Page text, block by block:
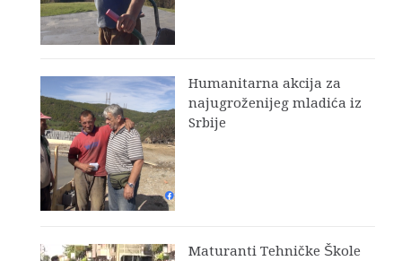
Humanitarna akcija za
najugroženijeg mladića iz
Srbije
Maturanti Tehničke Škole